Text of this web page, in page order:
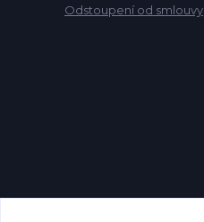
Odstoupení od smlouvy